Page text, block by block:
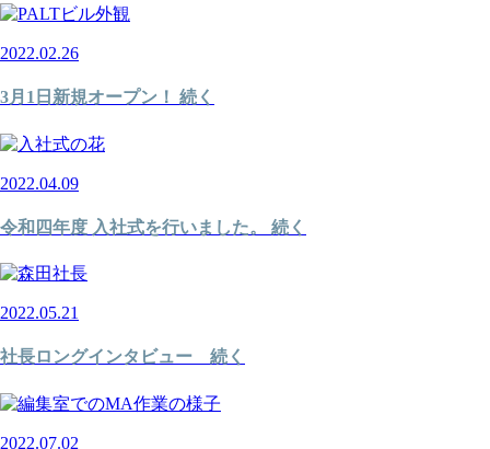
2022.02.26
3月1日新規オープン！ 続く
2022.04.09
令和四年度 入社式を行いました。 続く
2022.05.21
社長ロングインタビュー 続く
2022.07.02